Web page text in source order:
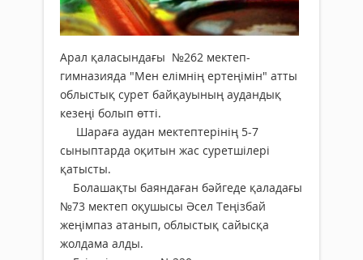
Арал қаласындағы №262 мектеп-
гимназияда "Мен елімнің ертеңімін" атты
облыстық сурет байқауының аудандық
кезеңі болып өтті.
Шараға аудан мектептерінің 5-7
сыныптарда оқитын жас суретшілері
қатысты.
Болашақты баяндаған бәйгеде қаладағы
№73 мектеп оқушысы Әсел Теңізбай
жеңімпаз атанып, облыстық сайысқа
жолдама алды.